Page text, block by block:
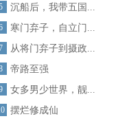
沉船后，我带五国...
寒门弃子，自立门...
从将门弃子到摄政...
帝路至强
女多男少世界，靓...
摆烂修成仙